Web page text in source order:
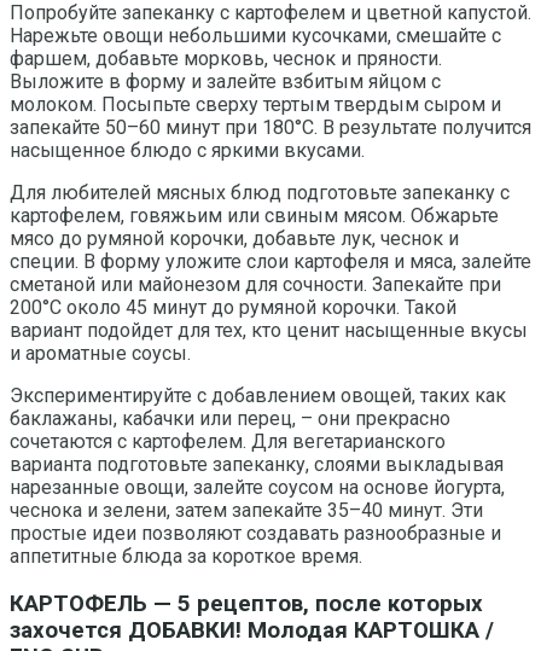
Попробуйте запеканку с картофелем и цветной капустой.
Нарежьте овощи небольшими кусочками, смешайте с
фаршем, добавьте морковь, чеснок и пряности.
Выложите в форму и залейте взбитым яйцом с
молоком. Посыпьте сверху тертым твердым сыром и
запекайте 50–60 минут при 180°C. В результате получится
насыщенное блюдо с яркими вкусами.
Для любителей мясных блюд подготовьте запеканку с
картофелем, говяжьим или свиным мясом. Обжарьте
мясо до румяной корочки, добавьте лук, чеснок и
специи. В форму уложите слои картофеля и мяса, залейте
сметаной или майонезом для сочности. Запекайте при
200°C около 45 минут до румяной корочки. Такой
вариант подойдет для тех, кто ценит насыщенные вкусы
и ароматные соусы.
Экспериментируйте с добавлением овощей, таких как
баклажаны, кабачки или перец, – они прекрасно
сочетаются с картофелем. Для вегетарианского
варианта подготовьте запеканку, слоями выкладывая
нарезанные овощи, залейте соусом на основе йогурта,
чеснока и зелени, затем запекайте 35–40 минут. Эти
простые идеи позволяют создавать разнообразные и
аппетитные блюда за короткое время.
КАРТОФЕЛЬ — 5 рецептов, после которых
захочется ДОБАВКИ! Молодая КАРТОШКА /